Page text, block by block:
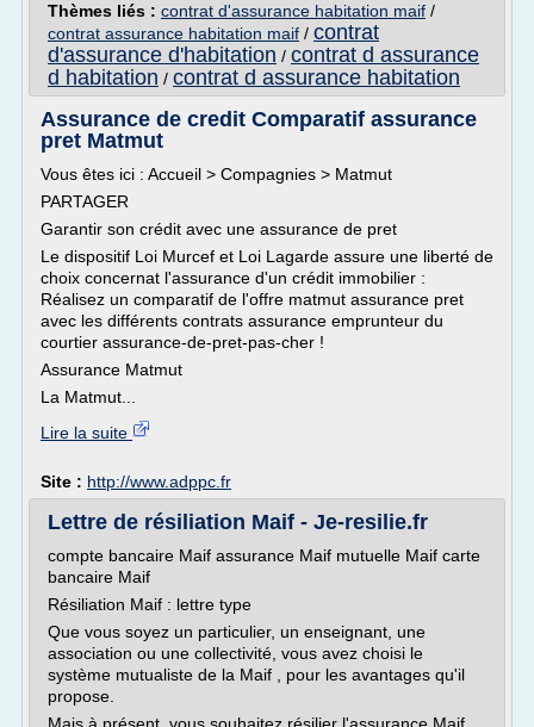
Thèmes liés : contrat d'assurance habitation maif /
contrat assurance habitation maif / contrat
d'assurance d'habitation / contrat d assurance
d habitation / contrat d assurance habitation
Assurance de credit Comparatif assurance
pret Matmut
Vous êtes ici : Accueil > Compagnies > Matmut
PARTAGER
Garantir son crédit avec une assurance de pret
Le dispositif Loi Murcef et Loi Lagarde assure une liberté de
choix concernat l'assurance d'un crédit immobilier :
Réalisez un comparatif de l'offre matmut assurance pret
avec les différents contrats assurance emprunteur du
courtier assurance-de-pret-pas-cher !
Assurance Matmut
La Matmut...
Lire la suite
Site : http://www.adppc.fr
Lettre de résiliation Maif - Je-resilie.fr
compte bancaire Maif assurance Maif mutuelle Maif carte
bancaire Maif
Résiliation Maif : lettre type
Que vous soyez un particulier, un enseignant, une
association ou une collectivité, vous avez choisi le
système mutualiste de la Maif , pour les avantages qu'il
propose.